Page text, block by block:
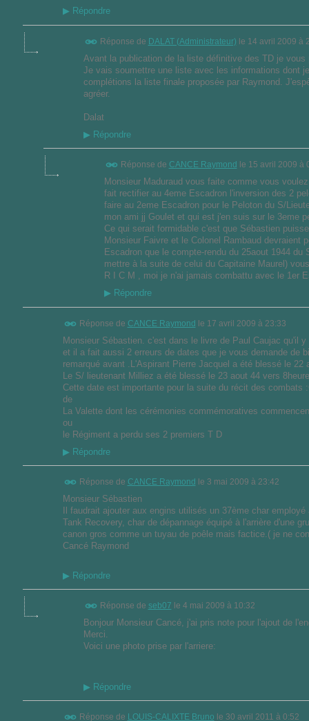
▶ Répondre
Réponse de DALAT (Administrateur) le 14 avril 2009 à
Avant la publication de la liste définitive des TD je
Je vais soumettre une liste avec les informations dont
complétions la liste finale proposée par Raymond.
agréer.
Dalat
▶ Répondre
Réponse de CANCE Raymond le 15 avril 2009 à
Monsieur Maduraud vous faite comme vous
fait rectifier au 4eme Escadron l'inversion des 2
faire au 2eme Escadron pour le Peloton du S/
mon ami jj Goulet et qui est j'en suis sur le 3eme
Ce qui serait formidable c'est que Sébastien
Monsieur Faivre et le Colonel Rambaud devraient
Escadron que le compte-rendu du 25aout 1944
mettre à la suite de celui du Capitaine Maurel)
R I C M , moi je n'ai jamais combattu avec le 1er
▶ Répondre
Réponse de CANCE Raymond le 17 avril 2009 à 23:33
Monsieur Sébastien. c'est dans le livre de Paul Caujac qu'il
et il a fait aussi 2 erreurs de dates que je vous demande de
remarqué avant .L'Aspirant Pierre Jacquel a été blessé le 22
Le S/ lieutenant Milliez a été blessé le 23 aout 44 vers
Cette date est importante pour la suite du récit des combats
de
La Valette dont les cérémonies commémoratives
ou
le Régiment a perdu ses 2 premiers T D
▶ Répondre
Réponse de CANCE Raymond le 3 mai 2009 à 23:42
Monsieur Sébastien
Il faudrait ajouter aux engins utilisés un 37ème char
Tank Recovery, char de dépannage équipé à l'arrière d'une
canon gros comme un tuyau de poêle mais factice.( je ne
Cancé Raymond
▶ Répondre
Réponse de seb07 le 4 mai 2009 à 10:32
Bonjour Monsieur Cancé, j'ai pris note pour l'ajout de
Merci.
Voici une photo prise par l'arriere:
▶ Répondre
Réponse de LOUIS-CALIXTE Bruno le 30 avril 2011 à 0:52